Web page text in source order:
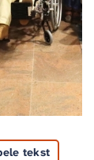
tekst